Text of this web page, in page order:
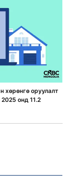
хөрөнгө оруулалт
онд 11.2